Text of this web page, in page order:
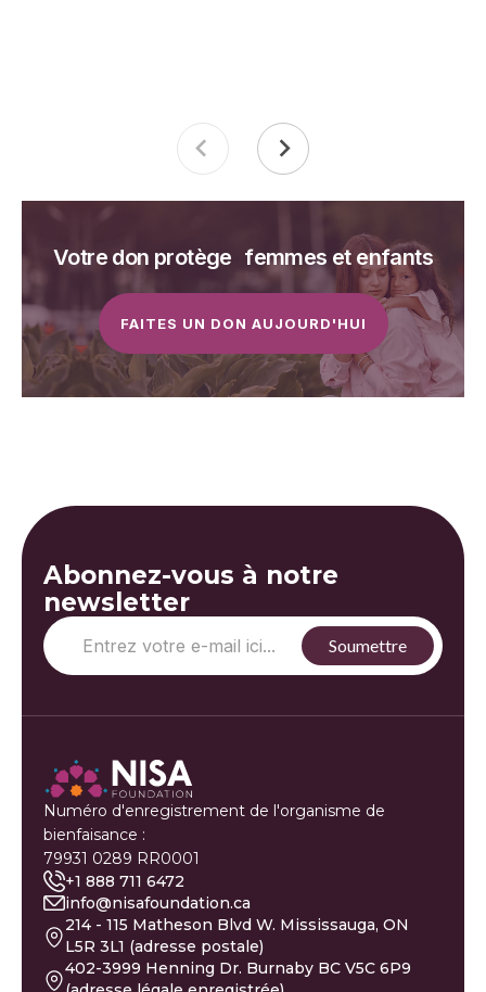
Votre don protège femmes et enfants
FAITES UN DON AUJOURD'HUI
Abonnez-vous à notre
newsletter
Numéro d'enregistrement de l'organisme de
bienfaisance :
79931 0289 RR0001
+1 888 711 6472
info@nisafoundation.ca
214 - 115 Matheson Blvd W. Mississauga, ON
L5R 3L1 (adresse postale)
402-3999 Henning Dr. Burnaby BC V5C 6P9